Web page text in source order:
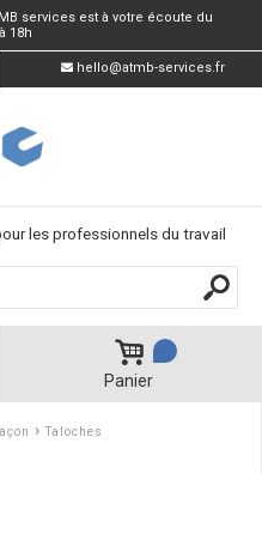
services est à votre écoute du
18h
hello@atmb-services.fr
les professionnels du travail
Panier
› Taloches